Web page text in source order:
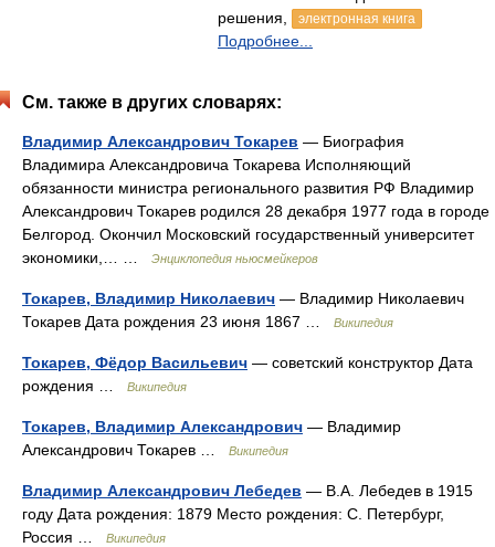
решения,
электронная книга
Подробнее...
См. также в других словарях:
Владимир Александрович Токарев — Биография
Владимира Александровича Токарева Исполняющий
обязанности министра регионального развития РФ Владимир
Александрович Токарев родился 28 декабря 1977 года в городе
Белгород. Окончил Московский государственный университет
экономики,… …
Энциклопедия ньюсмейкеров
Токарев, Владимир Николаевич — Владимир Николаевич
Токарев Дата рождения 23 июня 1867 …
Википедия
Токарев, Фёдор Васильевич — советский конструктор Дата
рождения …
Википедия
Токарев, Владимир Александрович — Владимир
Александрович Токарев …
Википедия
Владимир Александрович Лебедев — В.А. Лебедев в 1915
году Дата рождения: 1879 Место рождения: С. Петербург,
Россия …
Википедия